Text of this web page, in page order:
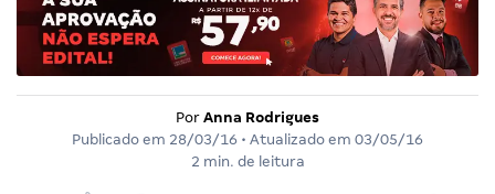
Por Anna Rodrigues
Publicado em 28/03/16 • Atualizado em 03/05/16
2 min. de leitura